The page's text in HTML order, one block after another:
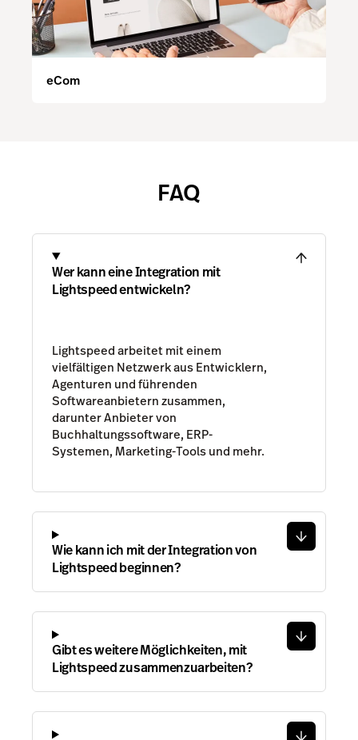
eCom
FAQ
Wer kann eine Integration mit
Lightspeed entwickeln?
Lightspeed arbeitet mit einem
vielfältigen Netzwerk aus Entwicklern,
Agenturen und führenden
Softwareanbietern zusammen,
darunter Anbieter von
Buchhaltungssoftware, ERP-
Systemen, Marketing-Tools und mehr.
Wie kann ich mit der Integration von
Lightspeed beginnen?
Gibt es weitere Möglichkeiten, mit
Lightspeed zusammenzuarbeiten?